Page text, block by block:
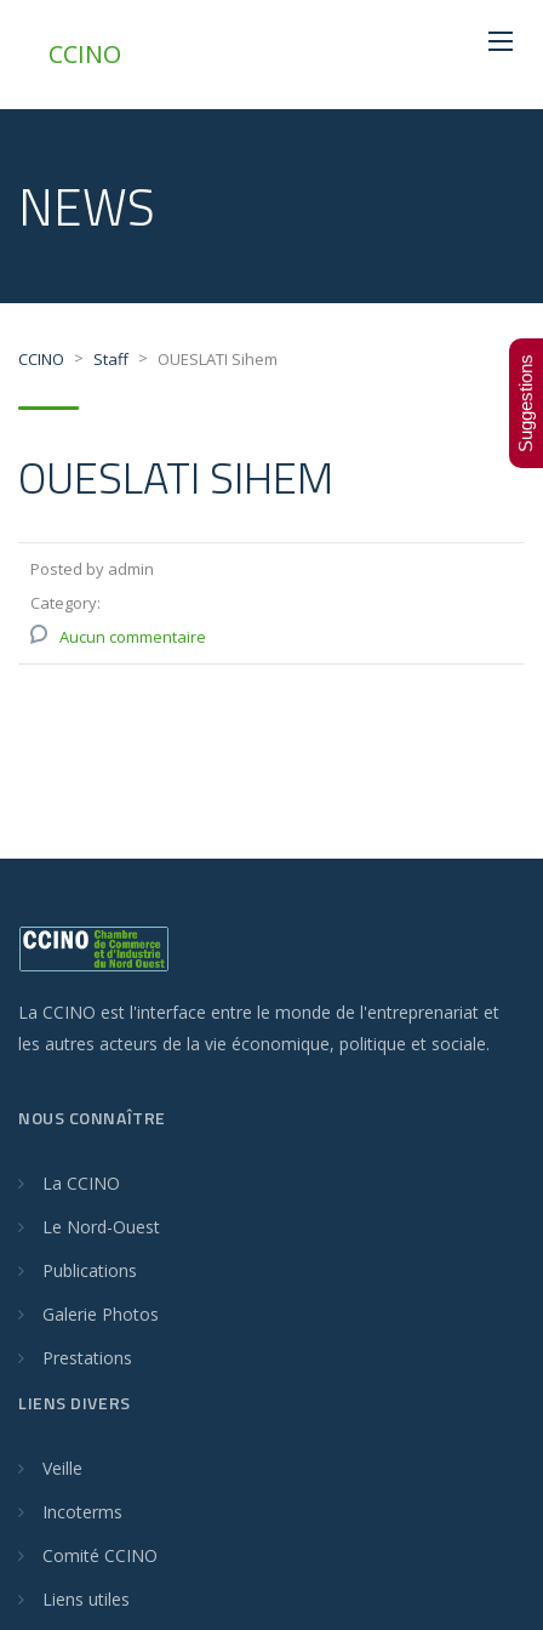
CCINO
NEWS
CCINO > Staff > OUESLATI Sihem
OUESLATI SIHEM
Posted by admin
Category:
Aucun commentaire
La CCINO est l'interface entre le monde de l'entreprenariat et
les autres acteurs de la vie économique, politique et sociale.
NOUS CONNAÎTRE
La CCINO
Le Nord-Ouest
Publications
Galerie Photos
Prestations
LIENS DIVERS
Veille
Incoterms
Comité CCINO
Liens utiles
Suggestions